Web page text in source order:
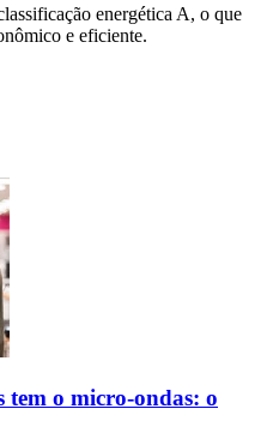
energética A, o que
e eficiente.
tem o micro-ondas: o